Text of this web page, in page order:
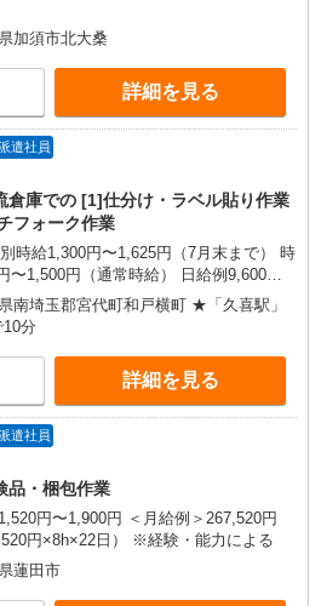
加須市北大桑
詳細を見る
遣社員
倉庫での [1]仕分け・ラベル貼り作業
フォーク作業
時給1,300円〜1,625円（7月末まで） 時
〜1,500円（通常時給） 日給例9,600円
円×8h） 月給例211,200円（時給1,200
円（7月末まで）
円〜2,000円（通常時給） 日給例12,800
円×8h） 月給例281,600円（時給
1,600円×8h×22日） ※経験・能力による
南埼玉郡宮代町和戸横町 ★「久喜駅」
分
詳細を見る
遣社員
品・梱包作業
円〜1,900円 ＜月給例＞267,520円
円×8h×22日） ※経験・能力による
蓮田市